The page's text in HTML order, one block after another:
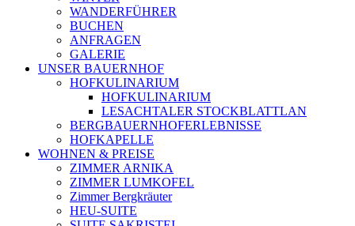
WANDERFÜHRER
BUCHEN
ANFRAGEN
GALERIE
UNSER BAUERNHOF
HOFKULINARIUM
HOFKULINARIUM
LESACHTALER STOCKBLATTLAN
BERGBAUERNHOFERLEBNISSE
HOFKAPELLE
WOHNEN & PREISE
ZIMMER ARNIKA
ZIMMER LUMKOFEL
Zimmer Bergkräuter
HEU-SUITE